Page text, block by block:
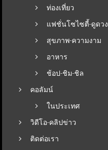
ท่องเที่ยว
แฟชั่นโซไซตี้-ดูดวง
สุขภาพ-ความงาม
อาหาร
ช้อป-ชิม-ชิล
คอลัมน์
ในประเทศ
วิดีโอ-คลิปข่าว
ติดต่อเรา